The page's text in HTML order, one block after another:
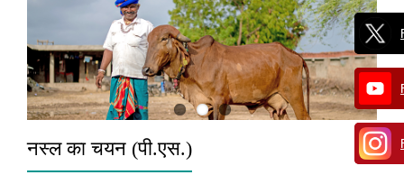
नस्ल का चयन (पी.एस.)